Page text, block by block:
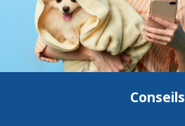
Conseils